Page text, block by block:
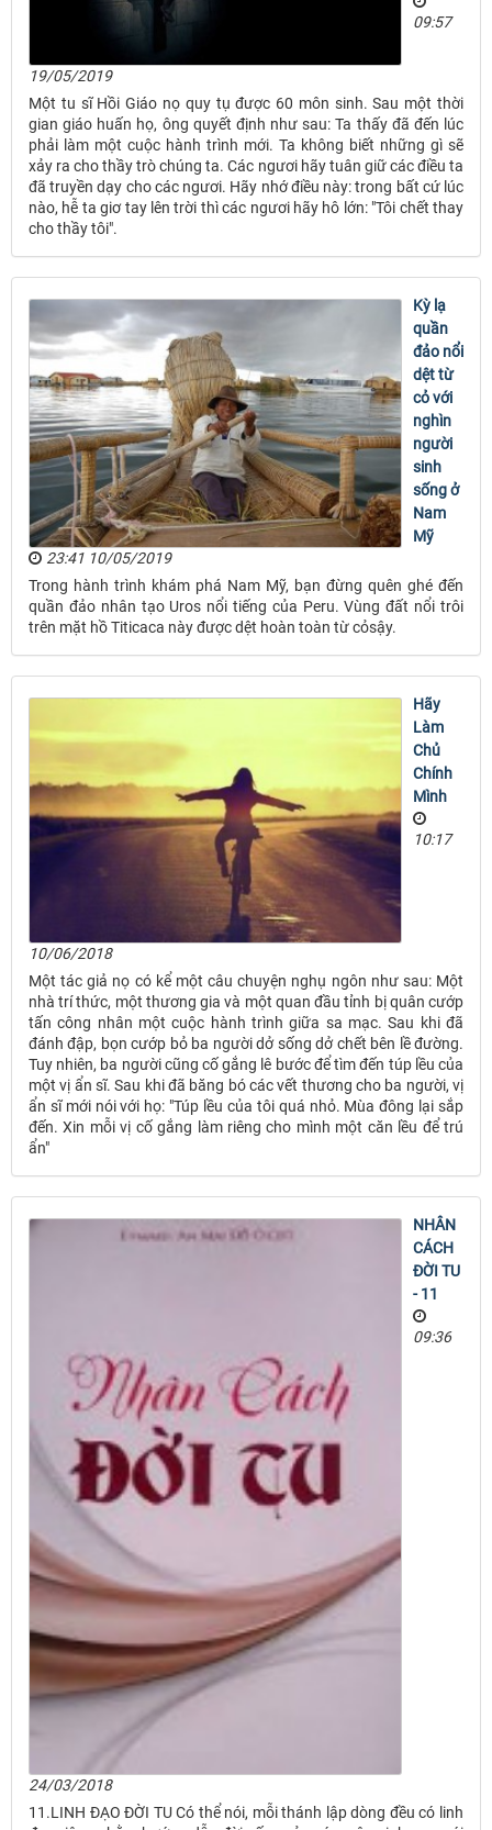
09:57
19/05/2019
Một tu sĩ Hồi Giáo nọ quy tụ được 60 môn sinh. Sau một thời
gian giáo huấn họ, ông quyết định như sau: Ta thấy đã đến lúc
phải làm một cuộc hành trình mới. Ta không biết những gì sẽ
xảy ra cho thầy trò chúng ta. Các ngươi hãy tuân giữ các điều ta
đã truyền dạy cho các ngươi. Hãy nhớ điều này: trong bất cứ lúc
nào, hễ ta giơ tay lên trời thì các ngươi hãy hô lớn: "Tôi chết thay
cho thầy tôi".
Kỳ lạ
quần
đảo nổi
dệt từ
cỏ với
nghìn
người
sinh
sống ở
Nam
Mỹ
23:41 10/05/2019
Trong hành trình khám phá Nam Mỹ, bạn đừng quên ghé đến
quần đảo nhân tạo Uros nổi tiếng của Peru. Vùng đất nổi trôi
trên mặt hồ Titicaca này được dệt hoàn toàn từ cỏsậy.
Hãy
Làm
Chủ
Chính
Mình
10:17
10/06/2018
Một tác giả nọ có kể một câu chuyện nghụ ngôn như sau: Một
nhà trí thức, một thương gia và một quan đầu tỉnh bị quân cướp
tấn công nhân một cuộc hành trình giữa sa mạc. Sau khi đã
đánh đập, bọn cướp bỏ ba người dở sống dở chết bên lề đường.
Tuy nhiên, ba người cũng cố gắng lê bước để tìm đến túp lều của
một vị ẩn sĩ. Sau khi đã băng bó các vết thương cho ba người, vị
ẩn sĩ mới nói với họ: "Túp lều của tôi quá nhỏ. Mùa đông lại sắp
đến. Xin mỗi vị cố gắng làm riêng cho mình một căn lều để trú
ẩn"
NHÂN
CÁCH
ĐỜI TU
- 11
09:36
24/03/2018
11.LINH ĐẠO ĐỜI TU Có thể nói, mỗi thánh lập dòng đều có linh